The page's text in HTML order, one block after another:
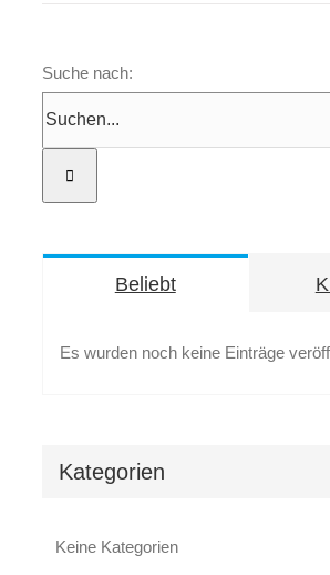
Suche nach:
Beliebt
Es wurden noch keine Einträge
Kategorien
Keine Kategorien